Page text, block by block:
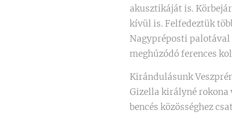
akusztikáját is.
kívül is. Felfedeztük
Nagypréposti palotával
meghúzódó ferences
Kirándulásunk
Gizella királyné rokona
bencés közösséghez